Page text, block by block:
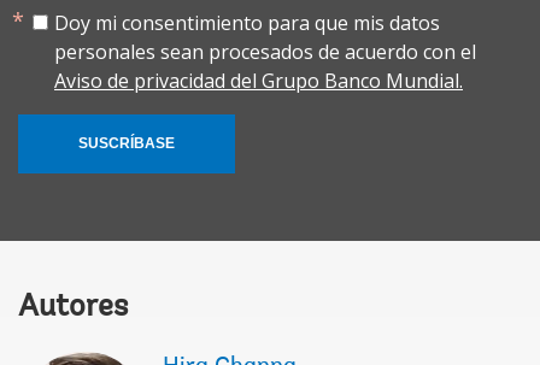
Doy mi consentimiento para que mis datos
personales sean procesados de acuerdo con el
Aviso de privacidad del Grupo Banco Mundial.
SUSCRÍBASE
Autores